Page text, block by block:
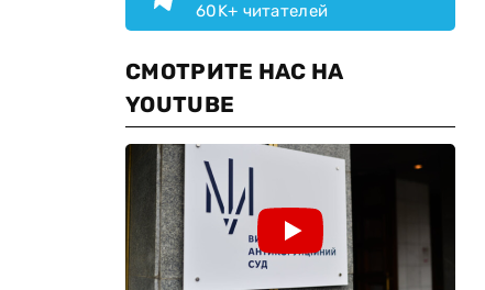
60K+ читателей
СМОТРИТЕ НАС НА
YOUTUBE